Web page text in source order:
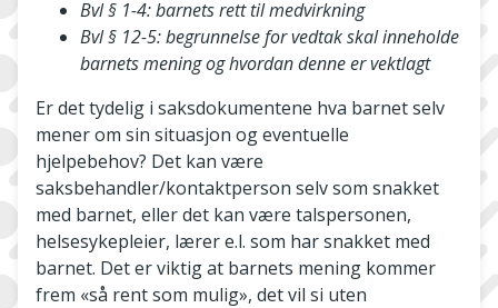
Bvl § 1-4: barnets rett til medvirkning
Bvl § 12-5: begrunnelse for vedtak skal inneholde
barnets mening og hvordan denne er vektlagt
Er det tydelig i saksdokumentene hva barnet selv
mener om sin situasjon og eventuelle
hjelpebehov? Det kan være
saksbehandler/kontaktperson selv som snakket
med barnet, eller det kan være talspersonen,
helsesykepleier, lærer e.l. som har snakket med
barnet. Det er viktig at barnets mening kommer
frem «så rent som mulig», det vil si uten